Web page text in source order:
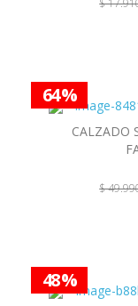
64 %
CALZADO
$
48 %